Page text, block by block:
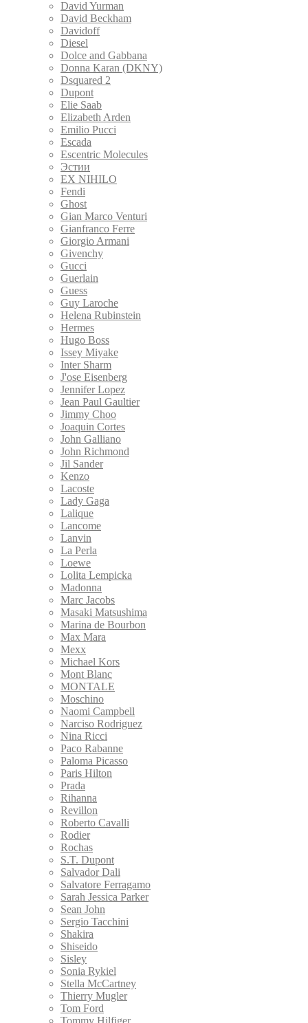
David Yurman
David Beckham
Davidoff
Diesel
Dolce and Gabbana
Donna Karan (DKNY)
Dsquared 2
Dupont
Elie Saab
Elizabeth Arden
Emilio Pucci
Escada
Escentric Molecules
Эстии
EX NIHILO
Fendi
Ghost
Gian Marco Venturi
Gianfranco Ferre
Giorgio Armani
Givenchy
Gucci
Guerlain
Guess
Guy Laroche
Helena Rubinstein
Hermes
Hugo Boss
Issey Miyake
Inter Sharm
J'ose Eisenberg
Jennifer Lopez
Jean Paul Gaultier
Jimmy Choo
Joaquin Cortes
John Galliano
John Richmond
Jil Sander
Kenzo
Lacoste
Lady Gaga
Lalique
Lancome
Lanvin
La Perla
Loewe
Lolita Lempicka
Madonna
Marc Jacobs
Masaki Matsushima
Marina de Bourbon
Max Mara
Mexx
Michael Kors
Mont Blanc
MONTALE
Moschino
Naomi Campbell
Narciso Rodriguez
Nina Ricci
Paco Rabanne
Paloma Picasso
Paris Hilton
Prada
Rihanna
Revillon
Roberto Cavalli
Rodier
Rochas
S.T. Dupont
Salvador Dali
Salvatore Ferragamo
Sarah Jessica Parker
Sean John
Sergio Tacchini
Shakira
Shiseido
Sisley
Sonia Rykiel
Stella McCartney
Thierry Mugler
Tom Ford
Tommy Hilfiger